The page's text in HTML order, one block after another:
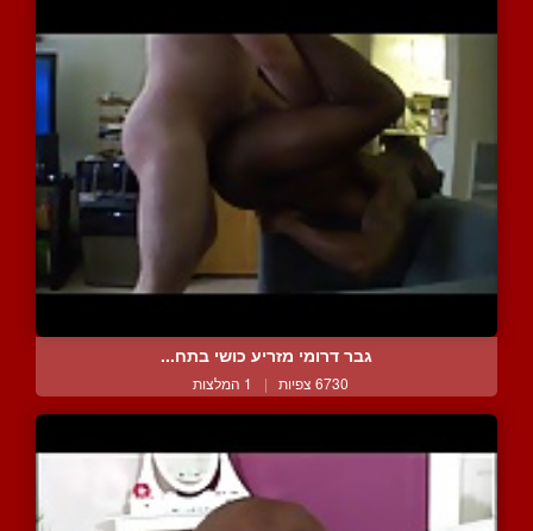
גבר דרומי מזריע כושי בתח...
6730 צפיות | 1 המלצות